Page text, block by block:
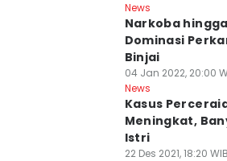
News
Narkoba
Dominasi
Binjai
04 Jan 2022, 20:00
News
Kasus
Meningkat,
Istri
22 Des 2021, 18:20 WIB